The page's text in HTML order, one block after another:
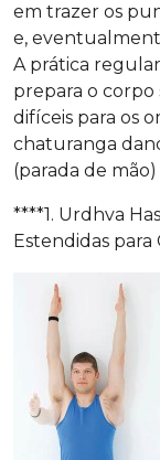
em trazer os
e,
A prática
prepara o corpo
difíceis para os
chaturanga
(parada de mão)
****1. Urdhva
Estendidas para